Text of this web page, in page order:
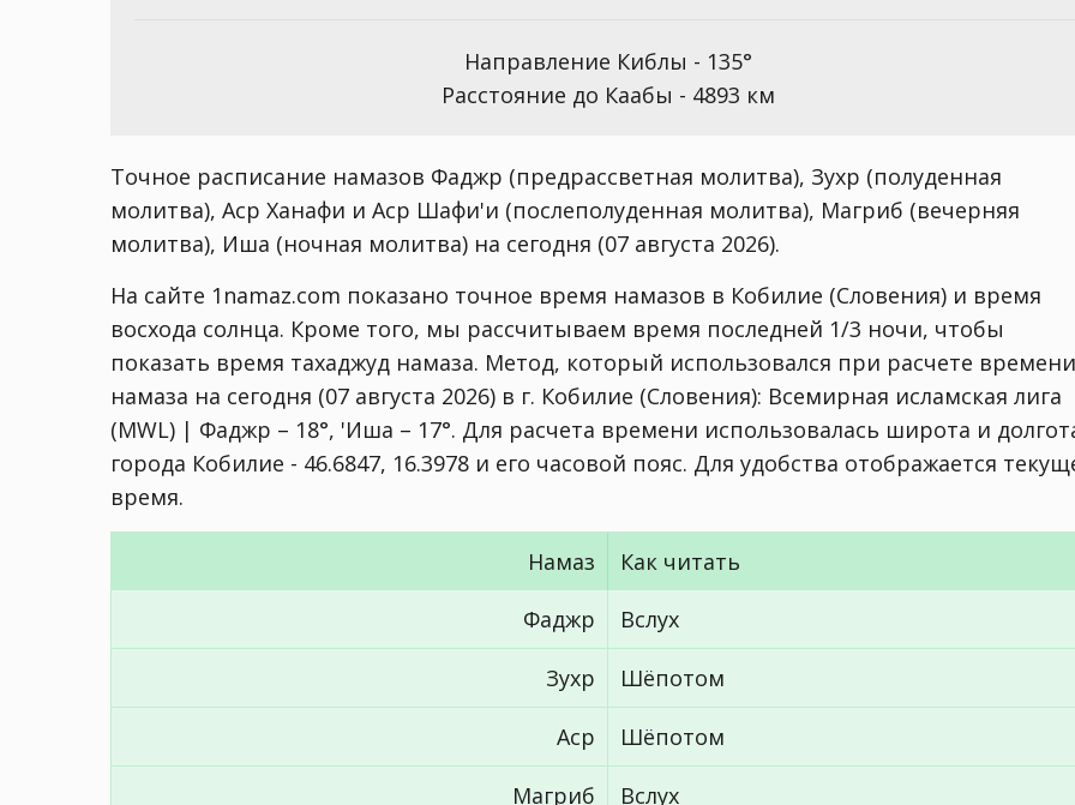
Направление Киблы - 135°
Расстояние до Каабы - 4893 км
Точное расписание намазов Фаджр (предрассветная молитва), Зухр (полуденная
молитва), Аср Ханафи и Аср Шафи'и (послеполуденная молитва), Магриб (вечерняя
молитва), Иша (ночная молитва) на сегодня (07 августа 2026).
На сайте 1namaz.com показано точное время намазов в Кобилие (Словения) и время
восхода солнца. Кроме того, мы рассчитываем время последней 1/3 ночи, чтобы
показать время тахаджуд намаза. Метод, который использовался при расчете времени
намаза на сегодня (07 августа 2026) в г. Кобилие (Словения): Всемирная исламская лига
(MWL) | Фаджр – 18°, 'Иша – 17°. Для расчета времени использовалась широта и
города Кобилие - 46.6847, 16.3978 и его часовой пояс. Для удобства отображается
время.
Намаз
Как читать
Фаджр
Вслух
Зухр Шёпотом
Аср Шёпотом
Магриб Вслух